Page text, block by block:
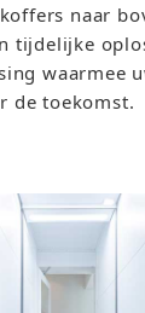
naar
tijdelijke
waarmee
de toekomst.